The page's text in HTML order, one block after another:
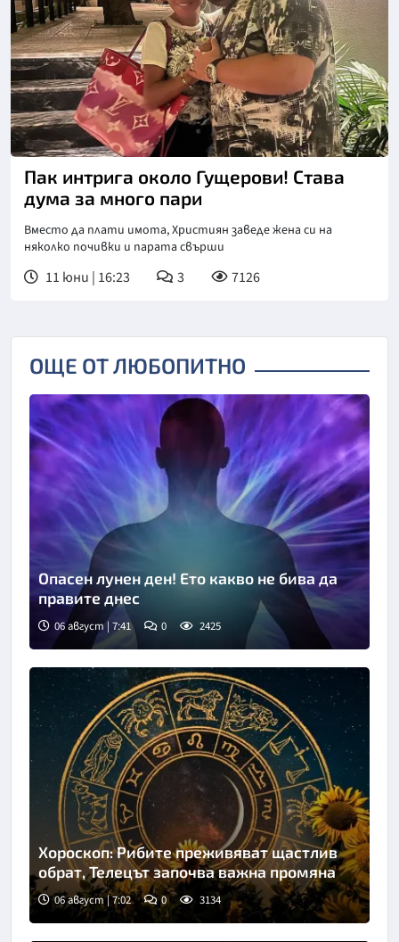
Снимка: Инстаграм
Пак интрига около Гущерови! Става
дума за много пари
Вместо да плати имота, Християн заведе жена си на
няколко почивки и парата свърши
11 юни | 16:23 3 7126
ОЩЕ ОТ ЛЮБОПИТНО
Опасен лунен ден! Ето какво не бива да
правите днес
06 август | 7:41 0 2425
Хороскоп: Рибите преживяват щастлив
обрат, Телецът започва важна промяна
06 август | 7:02 0 3134